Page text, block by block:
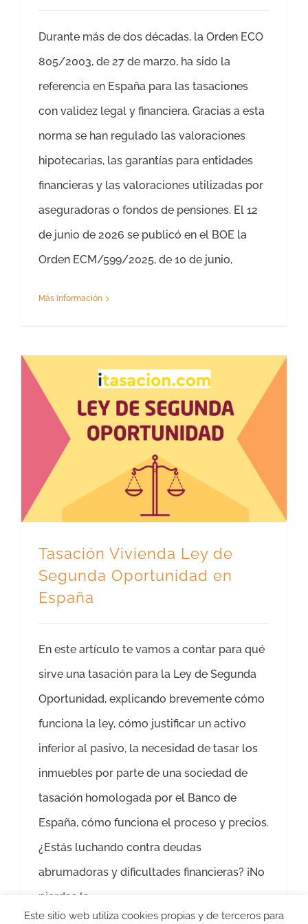
Durante más de dos décadas, la Orden ECO
805/2003, de 27 de marzo, ha sido la
referencia en España para las tasaciones
con validez legal y financiera. Gracias a esta
norma se han regulado las valoraciones
hipotecarias, las garantías para entidades
financieras y las valoraciones utilizadas por
aseguradoras o fondos de pensiones. El 12
de junio de 2026 se publicó en el BOE la
Orden ECM/599/2025, de 10 de junio,
Más información
Tasación Vivienda Ley de
Segunda Oportunidad en
España
En este artículo te vamos a contar para qué
sirve una tasación para la Ley de Segunda
Oportunidad, explicando brevemente cómo
funciona la ley, cómo justificar un activo
inferior al pasivo, la necesidad de tasar los
inmuebles por parte de una sociedad de
tasación homologada por el Banco de
España, cómo funciona el proceso y precios.
¿Estás luchando contra deudas
abrumadoras y dificultades financieras? ¡No
pierdas la
Este sitio web utiliza cookies propias y de terceros para